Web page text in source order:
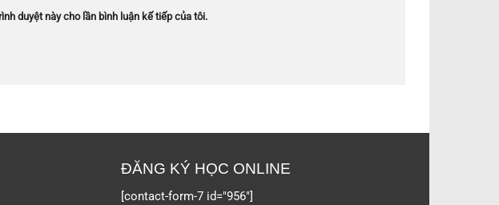
duyệt này cho lần bình luận kế tiếp của tôi.
ĐĂNG KÝ HỌC ONLINE
[contact-form-7 id="956"]